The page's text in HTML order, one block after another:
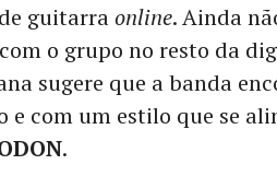
guitarraonline. Ainda
o grupo no resto da
sugere que a banda
e com um estilo que se
.